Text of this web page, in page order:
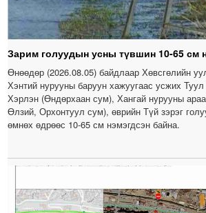
Зарим голуудын усны түвшин 10-65 см
Өнөөдөр (2026.08.05) байдлаар Хөвсгөлийн
Хэнтий нурууны баруун хажуугаас усжих
Хэрлэн (Өндөрхаан сум), Хангай нурууны
Өлзий, Орхонтуул сум), өврийн Түй зэрэг
өмнөх өдрөөс 10-65 см нэмэгдсэн байна.